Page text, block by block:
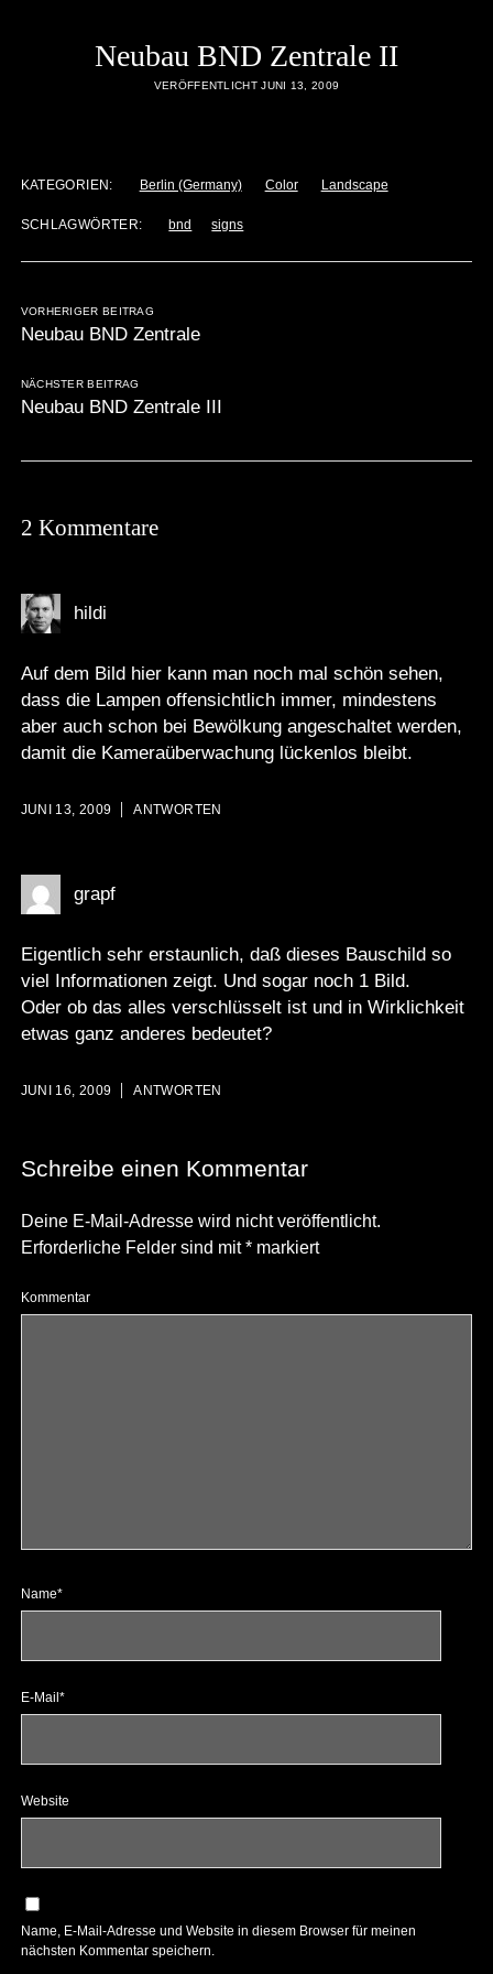
Neubau BND Zentrale II
VERÖFFENTLICHT JUNI 13, 2009
KATEGORIEN: Berlin (Germany) Color Landscape
SCHLAGWÖRTER: bnd signs
VORHERIGER BEITRAG
Neubau BND Zentrale
NÄCHSTER BEITRAG
Neubau BND Zentrale III
2 Kommentare
hildi
Auf dem Bild hier kann man noch mal schön sehen,
dass die Lampen offensichtlich immer, mindestens
aber auch schon bei Bewölkung angeschaltet werden,
damit die Kameraüberwachung lückenlos bleibt.
JUNI 13, 2009 ANTWORTEN
grapf
Eigentlich sehr erstaunlich, daß dieses Bauschild so
viel Informationen zeigt. Und sogar noch 1 Bild.
Oder ob das alles verschlüsselt ist und in Wirklichkeit
etwas ganz anderes bedeutet?
JUNI 16, 2009 ANTWORTEN
Schreibe einen Kommentar
Deine E-Mail-Adresse wird nicht veröffentlicht.
Erforderliche Felder sind mit*markiert
Kommentar
Name*
E-Mail*
Website
Name, E-Mail-Adresse und Website in diesem Browser für meinen
nächsten Kommentar speichern.